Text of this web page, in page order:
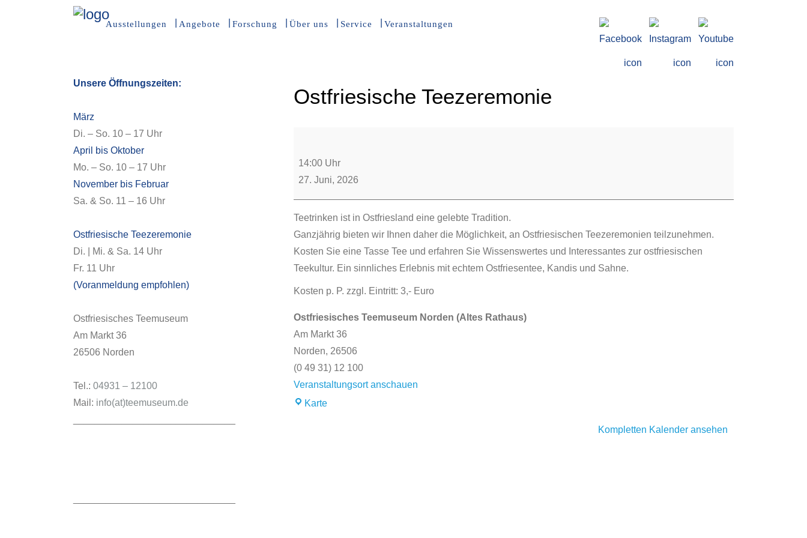
Ausstellungen Angebote Forschung Über uns Service Veranstaltungen
Ostfriesische Teezeremonie
14:00 Uhr
27. Juni, 2026
Teetrinken ist in Ostfriesland eine gelebte Tradition.
Ganzjährig bieten wir Ihnen daher die Möglichkeit, an Ostfriesischen Teezeremonien teilzunehmen.
Kosten Sie eine Tasse Tee und erfahren Sie Wissenswertes und Interessantes zur ostfriesischen
Teekultur. Ein sinnliches Erlebnis mit echtem Ostfriesentee, Kandis und Sahne.
Kosten p. P. zzgl. Eintritt: 3,- Euro
Ostfriesisches Teemuseum Norden (Altes Rathaus)
Am Markt 36
Norden, 26506
(0 49 31) 12 100
Veranstaltungsort anschauen
Karte
Kompletten Kalender ansehen
Unsere Öffnungszeiten:
März
Di. – So. 10 – 17 Uhr
April bis Oktober
Mo. – So. 10 – 17 Uhr
November bis Februar
Sa. & So. 11 – 16 Uhr
Ostfriesische Teezeremonie
Di. | Mi. & Sa. 14 Uhr
Fr. 11 Uhr
(Voranmeldung empfohlen)
Ostfriesisches Teemuseum
Am Markt 36
26506 Norden
Tel.: 04931 – 12100
Mail: info(at)teemuseum.de